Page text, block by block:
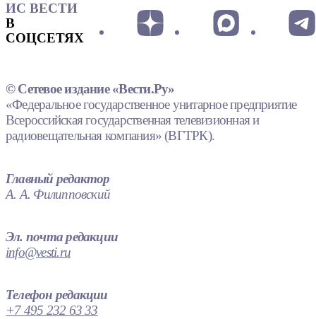
ИС ВЕСТИ
В
СОЦСЕТЯХ
© Сетевое издание «Вести.Ру»
«Федеральное государственное унитарное предприятие
Всероссийская государственная телевизионная и
радиовещательная компания» (ВГТРК).
Главный редактор
А. А. Филипповский
Эл. почта редакции
info@vesti.ru
Телефон редакции
+7 495 232 63 33